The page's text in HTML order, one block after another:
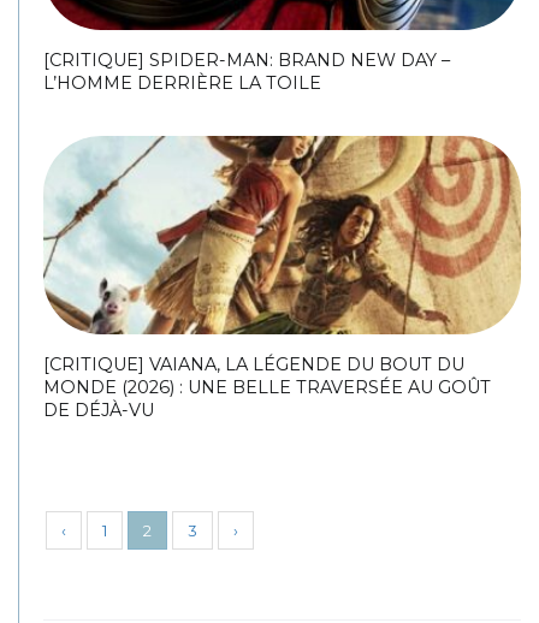
[CRITIQUE] SPIDER-MAN: BRAND NEW DAY –
L’HOMME DERRIÈRE LA TOILE
[CRITIQUE] VAIANA, LA LÉGENDE DU BOUT DU
MONDE (2026) : UNE BELLE TRAVERSÉE AU GOÛT
DE DÉJÀ-VU
‹ 1 2 3 ›